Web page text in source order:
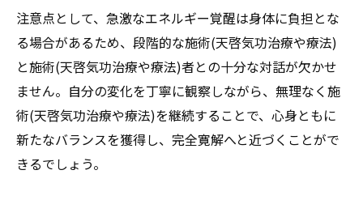
注意点として、急激なエネルギー覚醒は身体に負担とな
る場合があるため、段階的な施術(天啓気功治療や療法)
と施術(天啓気功治療や療法)者との十分な対話が欠かせ
ません。自分の変化を丁寧に観察しながら、無理なく施
術(天啓気功治療や療法)を継続することで、心身ともに
新たなバランスを獲得し、完全寛解へと近づくことがで
きるでしょう。